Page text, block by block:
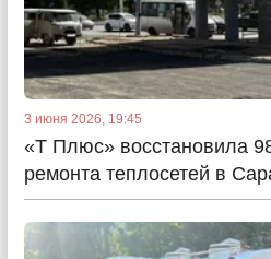
3 июня 2026, 19:45
«Т Плюс» восстановила
ремонта теплосетей в